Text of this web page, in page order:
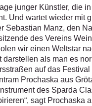
junger Künstler, die
Und wartet wieder mit
Sebastian Manz, den
des Vereins
wir einen Weltstar
als man es
auf das
Prochaska aus
des Sparda
sagt Prochaska